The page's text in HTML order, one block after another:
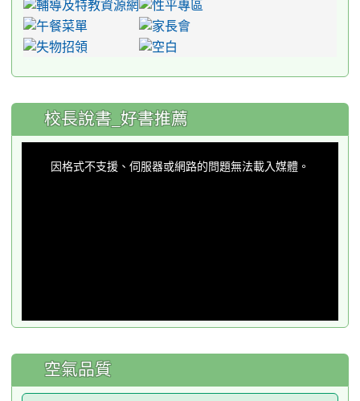
:::
校長說書_好書推薦
因格式不支援、伺服器或網路的問題無法載入媒體。
空氣品質